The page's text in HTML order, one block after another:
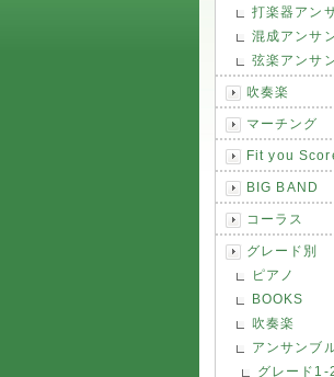
打楽器アン
混成アンサ
弦楽アンサ
吹奏楽
マーチング
Fit you
BIG BAND
コーラス
グレード別
ピアノ
BOOKS
吹奏楽
アンサンブ
グレード1-